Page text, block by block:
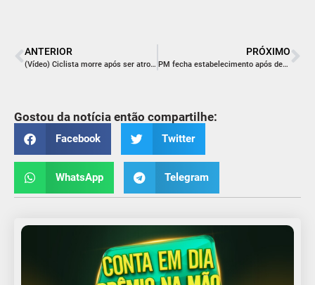
ANTERIOR
(Vídeo) Ciclista morre após ser atropelado por veículo que fugiu sem prestar socorro em Turvo
PRÓXIMO
PM fecha estabelecimento após denúncias de som alto no Centro de Criciúma
Gostou da notícia então compartilhe:
Facebook Twitter
WhatsApp Telegram